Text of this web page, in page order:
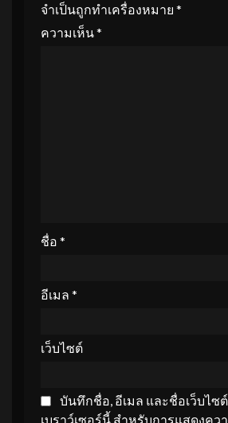
จำเป็นถูกทำเครื่องหมาย *
ความเห็น*
ชื่อ *
อีเมล *
เว็บไซต์
บันทึกชื่อ, อีเมล และชื่อเว็บไซ
เบราว์เซอร์นี้ สำหรับการแสดงคว